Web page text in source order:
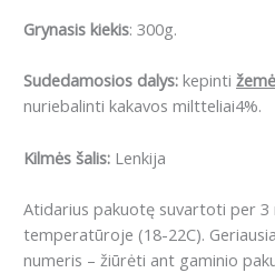
Grynasis kiekis: 300g.
Sudedamosios dalys: kepinti
nuriebalinti kakavos miltteliai4%.
Kilmės šalis: Lenkija
Atidarius pakuotę suvartoti per 3
temperatūroje (18-22C).
numeris – žiūrėti ant gaminio